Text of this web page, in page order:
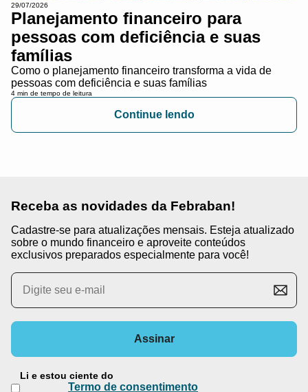
29/07/2026
Planejamento financeiro para
pessoas com deficiência e suas
famílias
Como o planejamento financeiro transforma a vida de
pessoas com deficiência e suas famílias
4 min de tempo de leitura
Continue lendo
Receba as novidades da Febraban!
Cadastre-se para atualizações mensais. Esteja atualizado
sobre o mundo financeiro e aproveite conteúdos
exclusivos preparados especialmente para você!
Assinar
Li e estou ciente do
Termo de consentimento